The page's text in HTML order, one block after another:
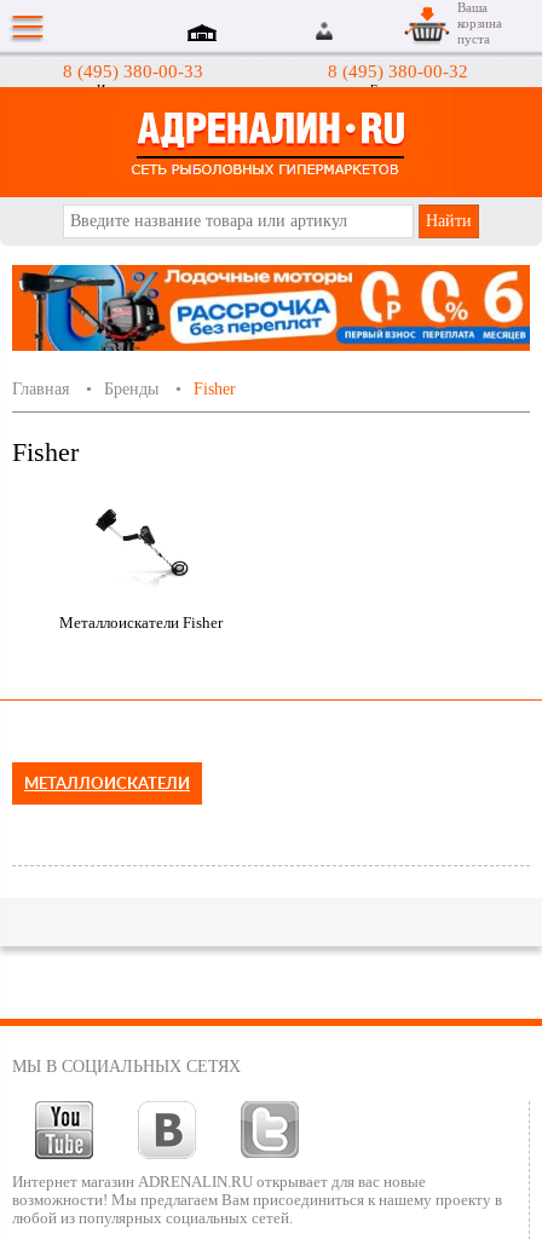
8 (495) 380-00-33
Интернет-магазин
8 (495) 380-00-32
Гипермаркеты
Ваша
корзина
пуста
Главная Бренды Fisher
Fisher
Металлоискатели Fisher
МЕТАЛЛОИСКАТЕЛИ
МЫ В СОЦИАЛЬНЫХ СЕТЯХ
Интернет магазин ADRENALIN.RU открывает для вас новые
возможности! Мы предлагаем Вам присоединиться к нашему проекту в
любой из популярных социальных сетей.